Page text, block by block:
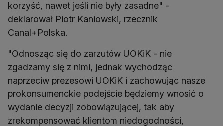
korzyść, nawet jeśli nie były zasadne" -
deklarował Piotr Kaniowski, rzecznik
Canal+Polska.
"Odnosząc się do zarzutów UOKiK - nie
zgadzamy się z nimi, jednak wychodząc
naprzeciw prezesowi UOKiK i zachowując nasze
prokonsumenckie podejście będziemy wnosić o
wydanie decyzji zobowiązującej, tak aby
zrekompensować klientom niedogodności,